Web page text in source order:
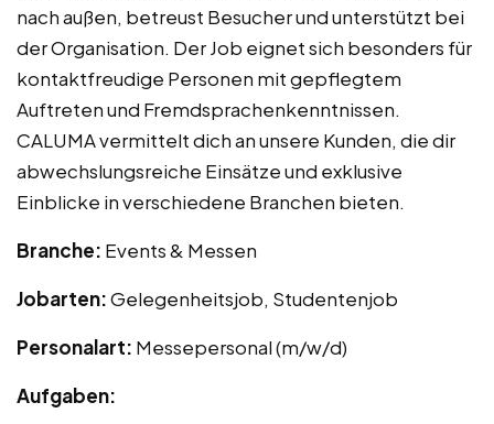
nach außen, betreust Besucher und unterstützt bei
der Organisation. Der Job eignet sich besonders für
kontaktfreudige Personen mit gepflegtem
Auftreten und Fremdsprachenkenntnissen.
CALUMA vermittelt dich an unsere Kunden, die dir
abwechslungsreiche Einsätze und exklusive
Einblicke in verschiedene Branchen bieten.
Branche: Events & Messen
Jobarten:Gelegenheitsjob, Studentenjob
Personalart: Messepersonal (m/w/d)
Aufgaben: